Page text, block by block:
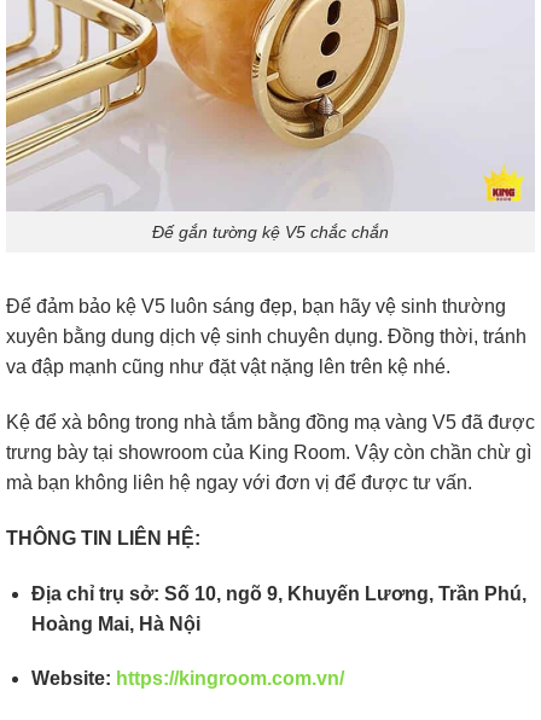
Đế gắn tường kệ V5 chắc chắn
Để đảm bảo kệ V5 luôn sáng đẹp, bạn hãy vệ sinh thường
xuyên bằng dung dịch vệ sinh chuyên dụng. Đồng thời, tránh
va đập mạnh cũng như đặt vật nặng lên trên kệ nhé.
Kệ để xà bông trong nhà tắm bằng đồng mạ vàng V5 đã được
trưng bày tại showroom của King Room. Vậy còn chần chừ gì
mà bạn không liên hệ ngay với đơn vị để được tư vấn.
THÔNG TIN LIÊN HỆ:
Địa chỉ trụ sở: Số 10, ngõ 9, Khuyến Lương, Trần Phú,
Hoàng Mai, Hà Nội
Website: https://kingroom.com.vn/